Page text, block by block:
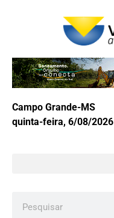
Campo Grande-MS
quinta-feira, 6/08/2026